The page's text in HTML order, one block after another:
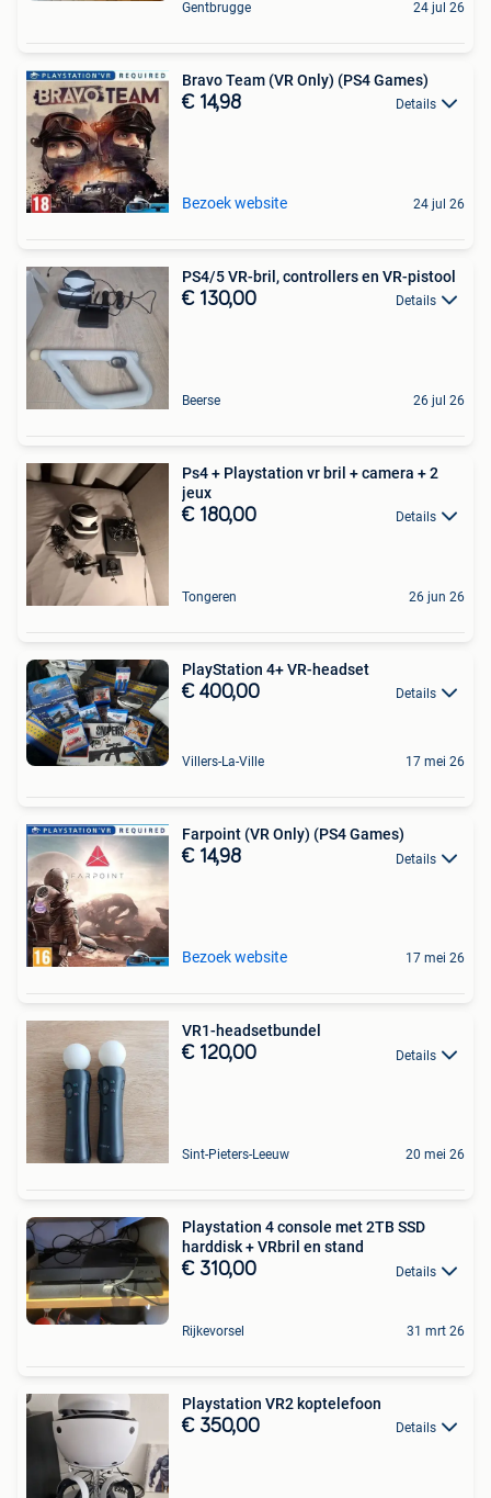
Gentbrugge 24 jul 26
Bravo Team (VR Only) (PS4 Games)
€ 14,98 Details
Bezoek website 24 jul 26
PS4/5 VR-bril, controllers en VR-pistool
€ 130,00 Details
Beerse 26 jul 26
Ps4 + Playstation vr bril + camera + 2
jeux
€ 180,00 Details
Tongeren 26 jun 26
PlayStation 4+ VR-headset
€ 400,00 Details
Villers-La-Ville 17 mei 26
Farpoint (VR Only) (PS4 Games)
€ 14,98 Details
Bezoek website 17 mei 26
VR1-headsetbundel
€ 120,00 Details
Sint-Pieters-Leeuw 20 mei 26
Playstation 4 console met 2TB SSD
harddisk + VRbril en stand
€ 310,00 Details
Rijkevorsel 31 mrt 26
Playstation VR2 koptelefoon
€ 350,00 Details